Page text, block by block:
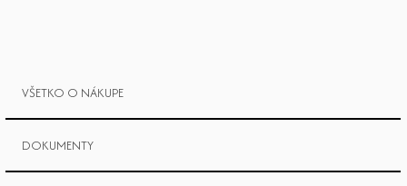
VŠETKO O NÁKUPE
DOKUMENTY